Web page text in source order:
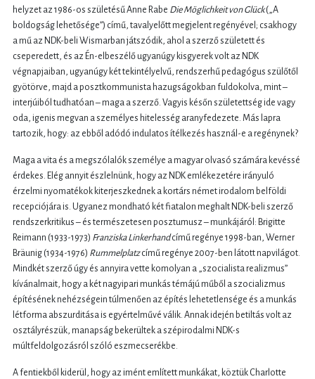
helyzet az 1986-os születésű Anne Rabe Die Möglichkeit von Glück(„A
boldogság lehetősége”) című, tavalyelőtt megjelent regényével; csakhogy
a mű az NDK-beli Wismarban játszódik, ahol a szerző született és
cseperedett, és az Én-elbeszélő ugyanúgy kisgyerek volt az NDK
végnapjaiban, ugyanúgy két tekintélyelvű, rendszerhű pedagógus szülőtől
gyötörve, majd a posztkommunista hazugságokban fuldokolva, mint –
interjúiból tudhatóan – maga a szerző. Vagyis későn születettség ide vagy
oda, igenis megvan a személyes hitelesség aranyfedezete. Más lapra
tartozik, hogy: az ebből adódó indulatos ítélkezés használ-e a regénynek?
Maga a vita és a megszólalók személye a magyar olvasó számára kevéssé
érdekes. Elég annyit észlelnünk, hogy az NDK emlékezetére irányuló
érzelmi nyomatékok kiterjeszkednek a kortárs német irodalom belföldi
recepciójára is. Ugyanez mondható két fiatalon meghalt NDK-beli szerző
rendszerkritikus – és természetesen posztumusz – munkájáról: Brigitte
Reimann (1933-1973) Franziska Linkerhandcímű regénye 1998-ban, Werner
Bräunig (1934-1976) Rummelplatzcímű regénye 2007-ben látott napvilágot.
Mindkét szerző úgy és annyira vette komolyan a „szocialista realizmus”
kívánalmait, hogy a két nagyipari munkás témájú műből a szocializmus
építésének nehézségein túlmenően az építés lehetetlensége és a munkás
létforma abszurditása is egyértelművé válik. Annak idején betiltás volt az
osztályrészük, manapság bekerültek a szépirodalmi NDK-s
múltfeldolgozásról szóló eszmecserékbe.
A fentiekből kiderül, hogy az imént említett munkákat, köztük Charlotte